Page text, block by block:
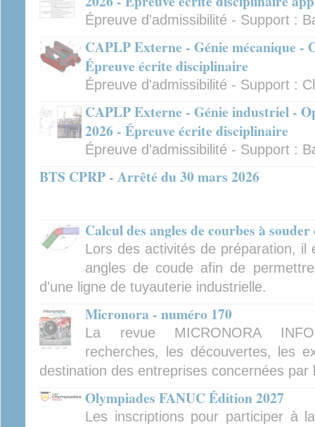
Épreuve d'admissibilité - Support :
CAPLP Externe - Génie mécanique -
Épreuve écrite disciplinaire
Épreuve d'admissibilité - Support :
CAPLP Externe - Génie industriel -
2026 - Épreuve écrite disciplinaire
Épreuve d'admissibilité - Support :
BTS CPRP - Arrêté du 30 mars 2026
Calcul des angles de courbes à
Lors des activités de préparation, il
angles de coude afin de
d'une ligne de tuyauterie industrielle.
Micronora - numéro 170
La revue MICRONORA
recherches, les découvertes, les
destination des entreprises concernées
Olympiades FANUC Édition 2027
Les inscriptions pour participer à